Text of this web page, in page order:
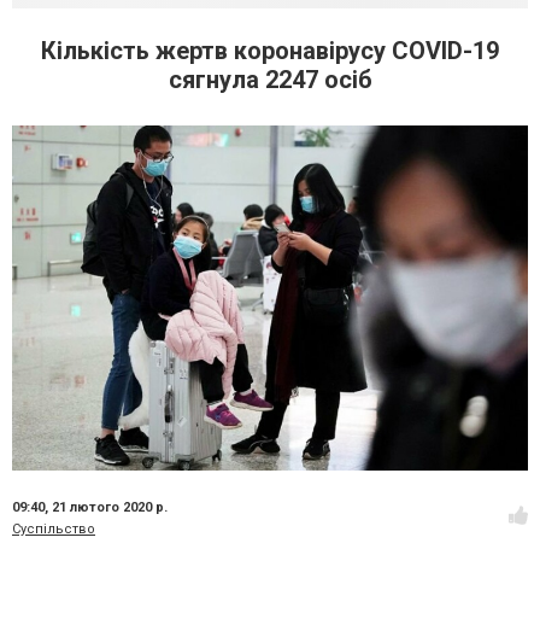
Кількість жертв коронавірусу COVID-19
сягнула 2247 осіб
09:40, 21 лютого 2020 р.
Суспільство